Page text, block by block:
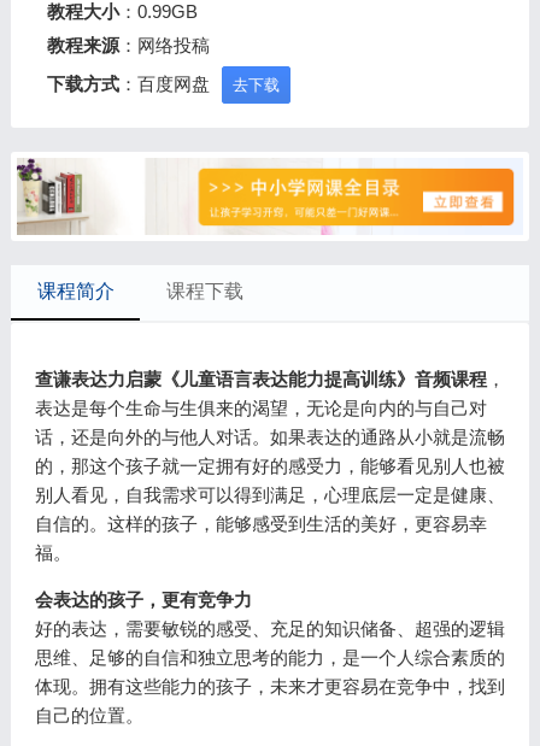
教程大小：0.99GB
教程来源：网络投稿
下载方式：百度网盘 去下载
课程简介 课程下载
查谦表达力启蒙《儿童语言表达能力提高训练》音频课程，
表达是每个生命与生俱来的渴望，无论是向内的与自己对
话，还是向外的与他人对话。如果表达的通路从小就是流畅
的，那这个孩子就一定拥有好的感受力，能够看见别人也被
别人看见，自我需求可以得到满足，心理底层一定是健康、
自信的。这样的孩子，能够感受到生活的美好，更容易幸
福。
会表达的孩子，更有竞争力
好的表达，需要敏锐的感受、充足的知识储备、超强的逻辑
思维、足够的自信和独立思考的能力，是一个人综合素质的
体现。拥有这些能力的孩子，未来才更容易在竞争中，找到
自己的位置。